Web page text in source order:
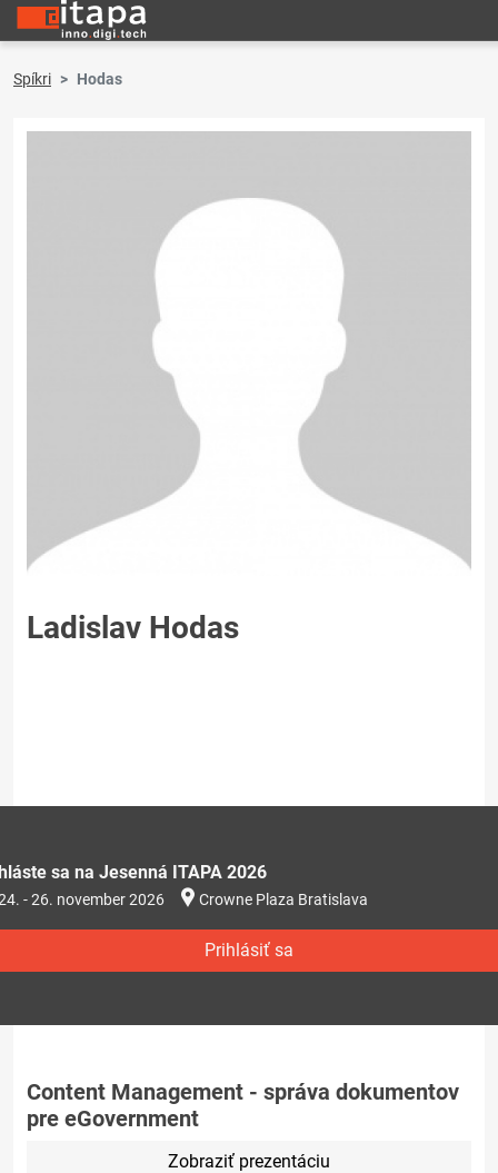
Spíkri Hodas
Ladislav Hodas
sa na Jesenná ITAPA 2026
- 26. november 2026 Crowne Plaza Bratislava
Prihlásiť sa
Content Management - správa dokumentov
pre eGovernment
Zobraziť prezentáciu